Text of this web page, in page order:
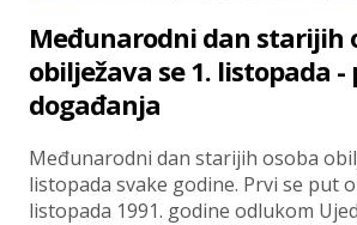
Međunarodni dan starijih
obilježava se 1. listopada -
događanja
Međunarodni dan starijih osoba
listopada svake godine. Prvi se put
listopada 1991. godine odlukom